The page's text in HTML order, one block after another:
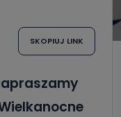
SKOPIUJ LINK